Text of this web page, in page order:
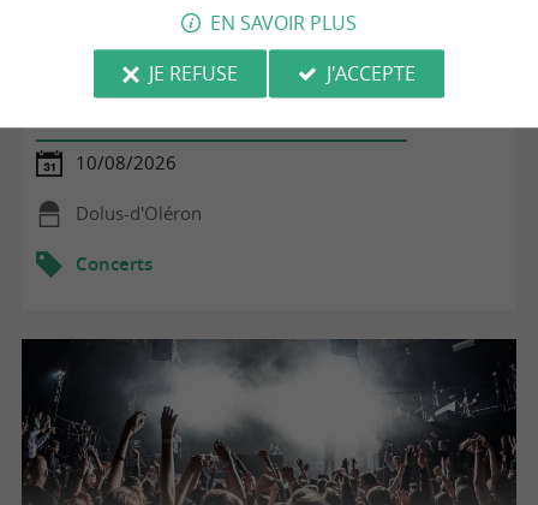
Grand Marché de Nuit
10/08/2026
Dolus-d'Oléron
Concerts
EN SAVOIR PLUS
JE REFUSE
J'ACCEPTE